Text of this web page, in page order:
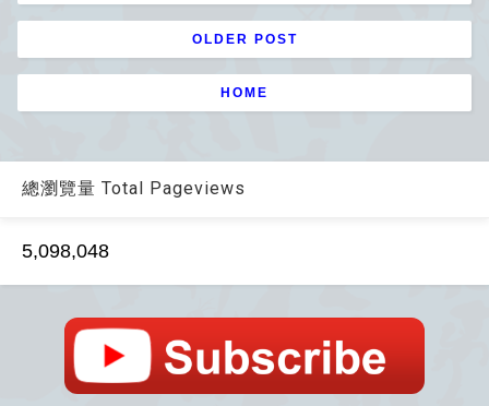
OLDER POST
HOME
總瀏覽量 Total Pageviews
5,098,048